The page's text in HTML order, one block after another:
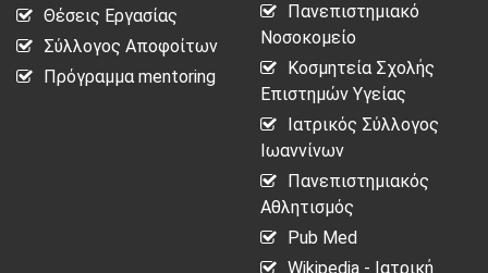
Θέσεις Εργασίας
Σύλλογος Αποφοίτων
Πρόγραμμα mentoring
Πανεπιστημιακό
Νοσοκομείο
Κοσμητεία Σχολής
Επιστημών Υγείας
Ιατρικός Σύλλογος
Ιωαννίνων
Πανεπιστημιακός
Αθλητισμός
Pub Med
Wikipedia - Ιατρική